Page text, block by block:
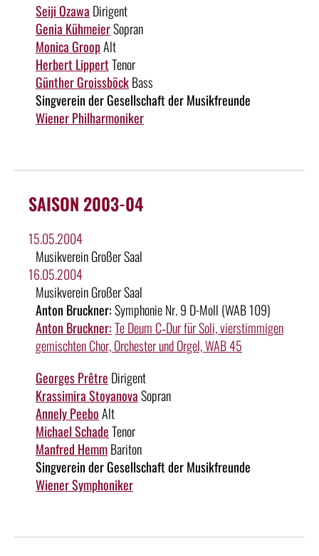
Seiji Ozawa Dirigent
Genia KühmeierSopran
Monica GroopAlt
Herbert LippertTenor
Günther GroissböckBass
Singverein der Gesellschaft der Musikfreunde
Wiener Philharmoniker
SAISON 2003-04
15.05.2004
Musikverein Großer Saal
16.05.2004
Musikverein Großer Saal
Anton Bruckner:Symphonie Nr. 9 D-Moll (WAB 109)
Anton Bruckner:Te Deum C‑Dur für Soli, vierstimmigen
gemischten Chor, Orchester und Orgel, WAB 45
Georges Prêtre Dirigent
Krassimira StoyanovaSopran
Annely PeeboAlt
Michael SchadeTenor
Manfred HemmBariton
Singverein der Gesellschaft der Musikfreunde
Wiener Symphoniker